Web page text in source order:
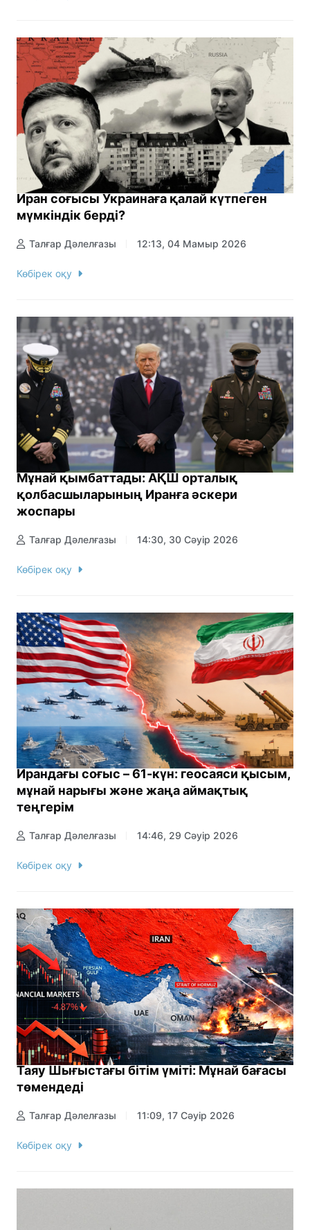
Иран соғысы Украинаға қалай күтпеген
мүмкіндік берді?
Талғар Дәлелғазы 12:13, 04 Мамыр 2026
Көбірек оқу
Мұнай қымбаттады: АҚШ орталық
қолбасшыларының Иранға әскери
жоспары
Талғар Дәлелғазы 14:30, 30 Сәуір 2026
Көбірек оқу
Ирандағы соғыс – 61-күн: геосаяси қысым,
мұнай нарығы және жаңа аймақтық
теңгерім
Талғар Дәлелғазы 14:46, 29 Сәуір 2026
Көбірек оқу
Таяу Шығыстағы бітім үміті: Мұнай бағасы
төмендеді
Талғар Дәлелғазы 11:09, 17 Сәуір 2026
Көбірек оқу